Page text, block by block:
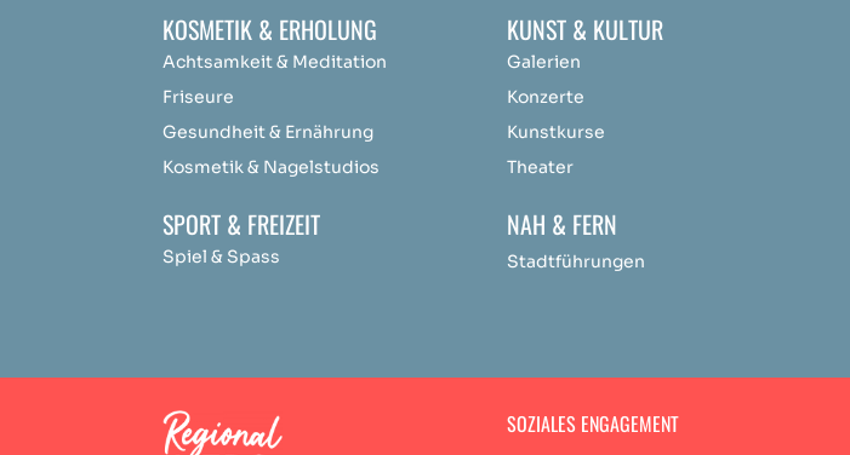
KOSMETIK & ERHOLUNG
Achtsamkeit & Meditation
Friseure
Gesundheit & Ernährung
Kosmetik & Nagelstudios
SPORT & FREIZEIT
Spiel & Spass
KUNST & KULTUR
Galerien
Konzerte
Kunstkurse
Theater
NAH & FERN
Stadtführungen
SOZIALES ENGAGEMENT